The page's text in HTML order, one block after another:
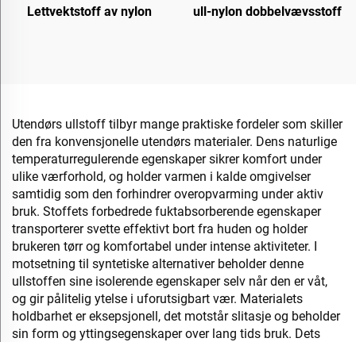
Lettvektstoff av nylon ull-nylon dobbelvævsstoff
Utendørs ullstoff tilbyr mange praktiske fordeler som skiller
den fra konvensjonelle utendørs materialer. Dens naturlige
temperaturregulerende egenskaper sikrer komfort under
ulike værforhold, og holder varmen i kalde omgivelser
samtidig som den forhindrer overopvarming under aktiv
bruk. Stoffets forbedrede fuktabsorberende egenskaper
transporterer svette effektivt bort fra huden og holder
brukeren tørr og komfortabel under intense aktiviteter. I
motsetning til syntetiske alternativer beholder denne
ullstoffen sine isolerende egenskaper selv når den er våt,
og gir pålitelig ytelse i uforutsigbart vær. Materialets
holdbarhet er eksepsjonell, det motstår slitasje og beholder
sin form og yttingsegenskaper over lang tids bruk. Dets